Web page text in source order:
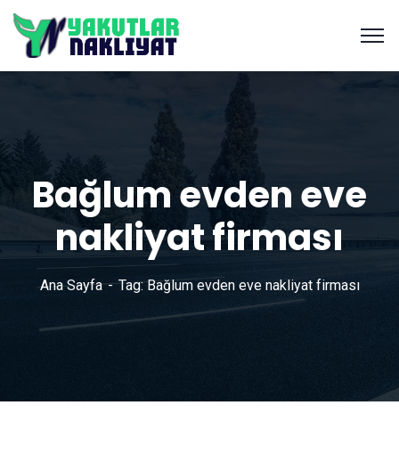
Bağlum evden eve
nakliyat firması
Ana Sayfa Tag: Bağlum evden eve nakliyat firması